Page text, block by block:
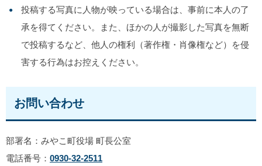
投稿する写真に人物が映っている場合は、事前に本人の了
承を得てください。また、ほかの人が撮影した写真を無断
で投稿するなど、他人の権利（著作権・肖像権など）を侵
害する行為はお控えください。
お問い合わせ
部署名：みやこ町役場 町長公室
電話番号： 0930-32-2511